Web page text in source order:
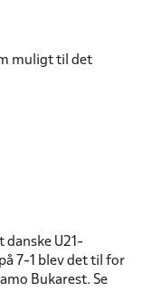
muligt til det
danske U21-
7-1 blev det til for
Bukarest. Se